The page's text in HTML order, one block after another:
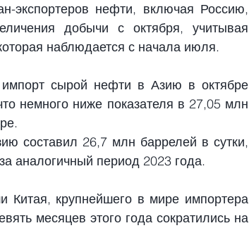
экспортеров нефти, включая Россию,
добычи с октября, учитывая
наблюдается с начала июля.
сырой нефти в Азию в октябре
немного ниже показателя в 27,05 млн
составил 26,7 млн ​​баррелей в сутки,
аналогичный период 2023 года.
Китая, крупнейшего в мире импортера
месяцев этого года сократились на